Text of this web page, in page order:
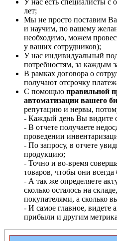
лет;
Мы не просто поставим
и научим, по вашему
необходимо, можем
у ваших сотрудников);
У нас индивидуальный
потребностям, за каждым
В рамках договора о
получают отсрочку
С помощью правильной
автоматизации вашего
репутацию и нервы,
- Каждый день Вы видите
- В отчете получаете
проведении
- По запросу, в отчете
продукцию;
- Точно и во-время
товаров, чтобы они
- А так же определяете
сколько осталось на
покупателями, а сколько
- И самое главное, видете
прибыли и другим